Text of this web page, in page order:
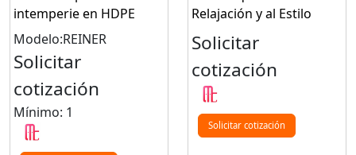
intemperie en HDPE
Modelo:REINER
Solicitar
cotización
Mínimo: 1
Relajación y al Estilo
Solicitar
cotización
Solicitar cotización